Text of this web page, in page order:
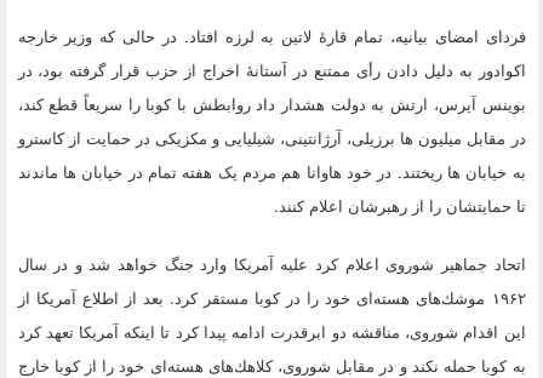
فردای امضای بیانیه، تمام قارۀ لاتین به لرزه افتاد. در حالی که وزیر خارجه
اکوادور به دلیل دادن رأی ممتنع در آستانۀ اخراج از حزب قرار گرفته بود، در
بوینس آیرس، ارتش به دولت هشدار داد روابطش با کوبا را سریعاً قطع کند،
در مقابل میلیون ها برزیلی، آرژانتینی، شیلیایی و مکزیکی در حمایت از کاسترو
به خیابان ها ریختند. در خود هاوانا هم مردم یک هفته تمام در خیابان ها ماندند
تا حمایتشان را از رهبرشان اعلام کنند.
اتحاد جماهیر شوروی اعلام كرد علیه آمریكا وارد جنگ خواهد شد و در سال
۱۹۶۲ موشك‌های هسته‌ای خود را در كوبا مستقر كرد. بعد از اطلاع آمریكا از
این اقدام شوروی، مناقشه دو ابرقدرت ادامه پیدا كرد تا اینكه آمریكا تعهد كرد
به كوبا حمله نكند و در مقابل شوروی، كلاهك‌های هسته‌ای خود را از كوبا خارج